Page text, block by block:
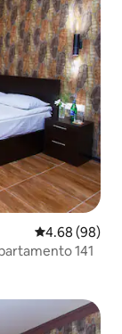
Calificación
4.68 (98)
141